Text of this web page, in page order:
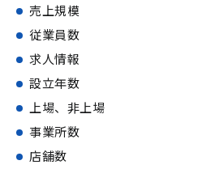
売上規模
従業員数
求人情報
設立年数
上場、非上場
事業所数
店舗数